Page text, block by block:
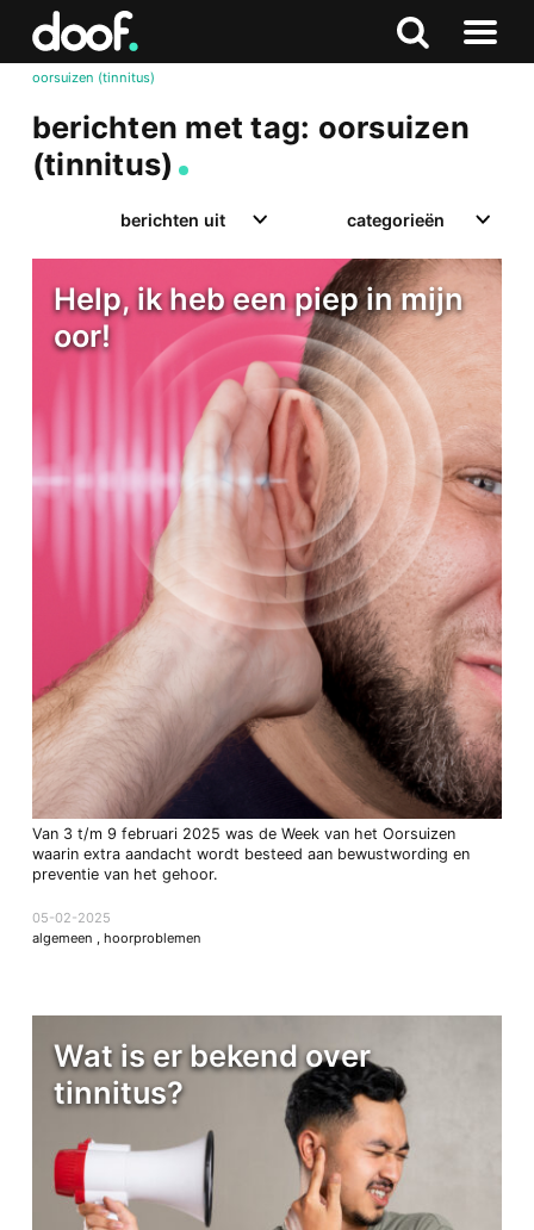
Zoeken
Naar
oorsuizen (tinnitus)
berichten met tag: oorsuizen
(tinnitus)
berichten uit categorieën
Help, ik heb een piep in mijn
oor!
Van 3 t/m 9 februari 2025 was de Week van het Oorsuizen
waarin extra aandacht wordt besteed aan bewustwording en
preventie van het gehoor.
05-02-2025
algemeen , hoorproblemen
Wat is er bekend over
tinnitus?
Doof.nl
Zoeken